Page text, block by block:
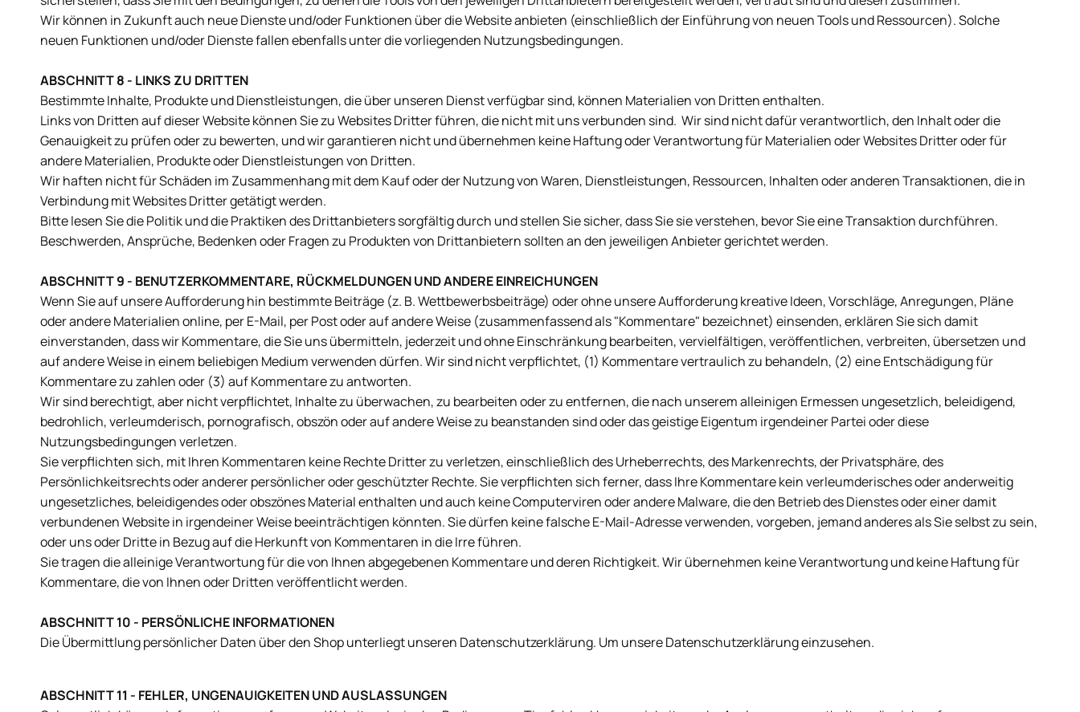
Wir können in Zukunft auch neue Dienste und/oder Funktionen über die Website anbieten (einschließlich der Einführung von neuen Tools und Ressourcen). Solche
neuen Funktionen und/oder Dienste fallen ebenfalls unter die vorliegenden Nutzungsbedingungen.
ABSCHNITT 8 - LINKS ZU DRITTEN
Bestimmte Inhalte, Produkte und Dienstleistungen, die über unseren Dienst verfügbar sind, können Materialien von Dritten enthalten.
Links von Dritten auf dieser Website können Sie zu Websites Dritter führen, die nicht mit uns verbunden sind. Wir sind nicht dafür verantwortlich, den Inhalt oder die
Genauigkeit zu prüfen oder zu bewerten, und wir garantieren nicht und übernehmen keine Haftung oder Verantwortung für Materialien oder Websites Dritter oder für
andere Materialien, Produkte oder Dienstleistungen von Dritten.
Wir haften nicht für Schäden im Zusammenhang mit dem Kauf oder der Nutzung von Waren, Dienstleistungen, Ressourcen, Inhalten oder anderen Transaktionen, die in
Verbindung mit Websites Dritter getätigt werden.
Bitte lesen Sie die Politik und die Praktiken des Drittanbieters sorgfältig durch und stellen Sie sicher, dass Sie sie verstehen, bevor Sie eine Transaktion durchführen.
Beschwerden, Ansprüche, Bedenken oder Fragen zu Produkten von Drittanbietern sollten an den jeweiligen Anbieter gerichtet werden.
ABSCHNITT 9 - BENUTZERKOMMENTARE, RÜCKMELDUNGEN UNDANDERE EINREICHUNGEN
Wenn Sie auf unsere Aufforderung hin bestimmte Beiträge (z. B. Wettbewerbsbeiträge) oder ohne unsere Aufforderung kreative Ideen, Vorschläge, Anregungen, Pläne
oder andere Materialien online, per E-Mail, per Post oder auf andere Weise (zusammenfassend als "Kommentare" bezeichnet) einsenden, erklären Sie sich damit
einverstanden, dass wir Kommentare, die Sie uns übermitteln, jederzeit und ohne Einschränkung bearbeiten, vervielfältigen, veröffentlichen, verbreiten, übersetzen und
auf andere Weise in einem beliebigen Medium verwenden dürfen. Wir sind nicht verpflichtet, (1) Kommentare vertraulich zu behandeln, (2) eine Entschädigung für
Kommentare zu zahlen oder (3) auf Kommentare zu antworten.
Wir sind berechtigt, aber nicht verpflichtet, Inhalte zu überwachen, zu bearbeiten oder zu entfernen, die nach unserem alleinigen Ermessen ungesetzlich, beleidigend,
bedrohlich, verleumderisch, pornografisch, obszön oder auf andere Weise zu beanstanden sind oder das geistige Eigentum irgendeiner Partei oder diese
Nutzungsbedingungen verletzen.
Sie verpflichten sich, mit Ihren Kommentaren keine Rechte Dritter zu verletzen, einschließlich des Urheberrechts, des Markenrechts, der Privatsphäre, des
Persönlichkeitsrechts oder anderer persönlicher oder geschützter Rechte. Sie verpflichten sich ferner, dass Ihre Kommentare kein verleumderisches oder anderweitig
ungesetzliches, beleidigendes oder obszönes Material enthalten und auch keine Computerviren oder andere Malware, die den Betrieb des Dienstes oder einer damit
verbundenen Website in irgendeiner Weise beeinträchtigen könnten. Sie dürfen keine falsche E-Mail-Adresse verwenden, vorgeben, jemand anderes als Sie selbst zu sein,
oder uns oder Dritte in Bezug auf die Herkunft von Kommentaren in die Irre führen.
Sie tragen die alleinige Verantwortung für die von Ihnen abgegebenen Kommentare und deren Richtigkeit. Wir übernehmen keine Verantwortung und keine Haftung für
Kommentare, die von Ihnen oder Dritten veröffentlicht werden.
ABSCHNITT 10 - PERSÖNLICHE INFORMATIONEN
Die Übermittlung persönlicher Daten über den Shop unterliegt unseren Datenschutzerklärung. Um unsere Datenschutzerklärung einzusehen.
ABSCHNITT 11 - FEHLER, UNGENAUIGKEITEN UND AUSLASSUNGEN